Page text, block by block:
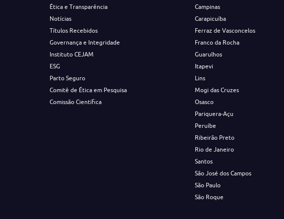
Ética e Transparência
Notícias
Títulos Recebidos
Governança e Integridade
Instituto CEJAM
ESG
Parto Seguro
Comitê de Ética em Pesquisa
Comissão Científica
Campinas
Carapicuíba
Ferraz de Vasconcelos
Franco da Rocha
Guarulhos
Itapevi
Lins
Mogi das Cruzes
Osasco
Pariquera-Açu
Peruíbe
Ribeirão Preto
Rio de Janeiro
Santos
São José dos Campos
São Paulo
São Roque